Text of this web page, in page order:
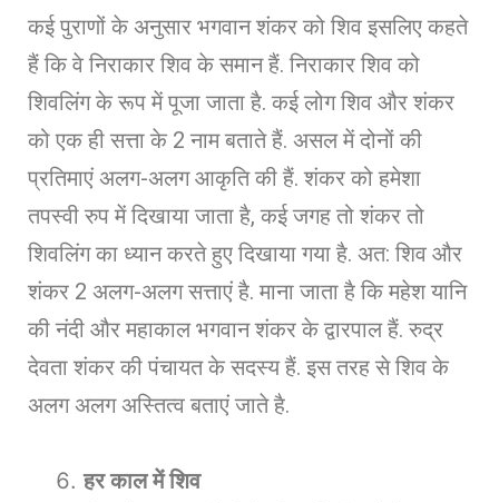
कई पुराणों के अनुसार भगवान शंकर को शिव इसलिए कहते
हैं कि वे निराकार शिव के समान हैं. निराकार शिव को
शिवलिंग के रूप में पूजा जाता है. कई लोग शिव और शंकर
को एक ही सत्ता के 2 नाम बताते हैं. असल में दोनों की
प्रतिमाएं अलग-अलग आकृति की हैं. शंकर को हमेशा
तपस्वी रुप में दिखाया जाता है, कई जगह तो शंकर तो
शिवलिंग का ध्यान करते हुए दिखाया गया है. अत: शिव और
शंकर 2 अलग-अलग सत्ताएं है. माना जाता है कि महेश यानि
की नंदी और महाकाल भगवान शंकर के द्वारपाल हैं. रुद्र
देवता शंकर की पंचायत के सदस्य हैं. इस तरह से शिव के
अलग अलग अस्तित्व बताएं जाते है.
हर काल में शिव